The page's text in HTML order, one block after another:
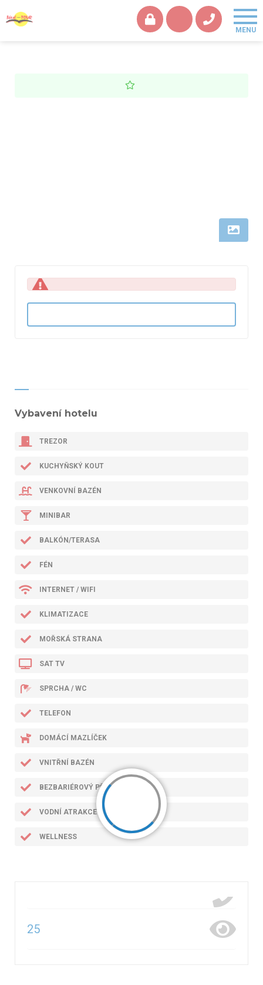
Vybavení hotelu
TREZOR
KUCHYŇSKÝ KOUT
VENKOVNÍ BAZÉN
MINIBAR
BALKÓN/TERASA
FÉN
INTERNET / WIFI
KLIMATIZACE
MOŘSKÁ STRANA
SAT TV
SPRCHA / WC
TELEFON
DOMÁCÍ MAZLÍČEK
VNITŘNÍ BAZÉN
BEZBARIÉROVÝ PŘÍSTUP
VODNÍ ATRAKCE
WELLNESS
25